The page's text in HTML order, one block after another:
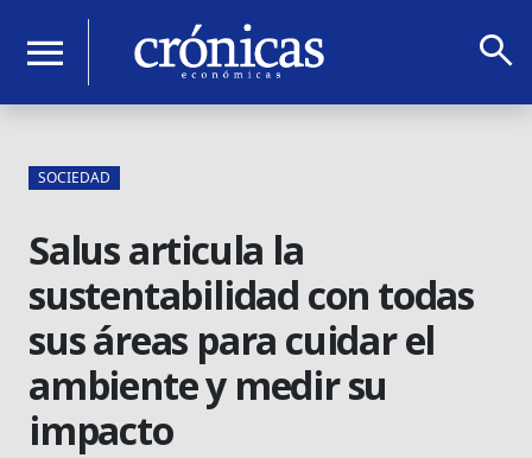
menu search
SOCIEDAD
Salus articula la
sustentabilidad con todas
sus áreas para cuidar el
ambiente y medir su
impacto